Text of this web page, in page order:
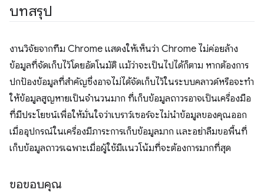
บทสรุป
งานวิจัยจากทีม Chrome แสดงให้เห็นว่า Chrome ไม่ค่อยล้าง
ข้อมูลที่จัดเก็บไว้โดยอัตโนมัติ แม้ว่าจะเป็นไปได้ก็ตาม หากต้องการ
ปกป้องข้อมูลที่สําคัญซึ่งอาจไม่ได้จัดเก็บไว้ในระบบคลาวด์หรือจะทํา
ให้ข้อมูลสูญหายเป็นจำนวนมาก ที่เก็บข้อมูลถาวรอาจเป็นเครื่องมือ
ที่มีประโยชน์เพื่อให้มั่นใจว่าเบราว์เซอร์จะไม่นําข้อมูลของคุณออก
เมื่ออุปกรณ์ในเครื่องมีภาระการเก็บข้อมูลมาก และอย่าลืมขอพื้นที่
เก็บข้อมูลถาวรเฉพาะเมื่อผู้ใช้มีแนวโน้มที่จะต้องการมากที่สุด
ขอขอบคุณ